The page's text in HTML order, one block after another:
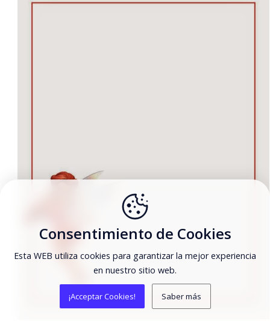
Consentimiento de Cookies
Esta WEB utiliza cookies para garantizar la mejor experiencia
en nuestro sitio web.
¡Acceptar Cookies! Saber más